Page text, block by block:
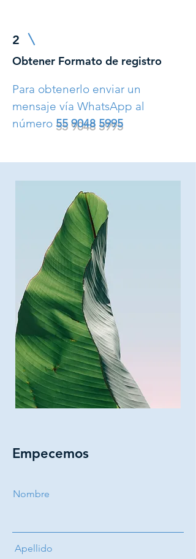
2
Obtener Formato de registro
Para obtenerlo enviar un
mensaje vía WhatsApp al
número 55 9048 5995
Empecemos
Nombre
Apellido